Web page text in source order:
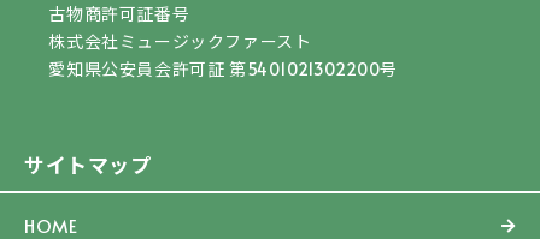
サイトマップ
HOME
古物商許可証番号
株式会社ミュージックファースト
愛知県公安員会許可証 第5401021302200号